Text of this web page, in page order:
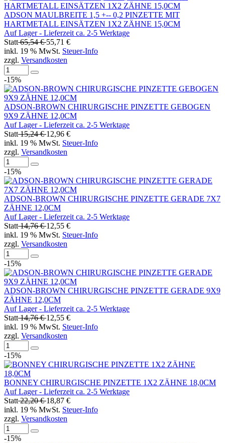
ADSON MAULBREITE 1,5 +-- 0,2 PINZETTE MIT
HARTMETALL EINSÄTZEN 1X2 ZÄHNE 15,0CM
Auf Lager - Lieferzeit ca. 2-5 Werktage
Statt65,54 €55,71 €
inkl. 19 % MwSt. Steuer-Info
zzgl. Versandkosten
-15%
ADSON-BROWN CHIRURGISCHE PINZETTE GEBOGEN
9X9 ZÄHNE 12,0CM
Auf Lager - Lieferzeit ca. 2-5 Werktage
Statt15,24 €12,96 €
inkl. 19 % MwSt. Steuer-Info
zzgl. Versandkosten
-15%
ADSON-BROWN CHIRURGISCHE PINZETTE GERADE 7X7
ZÄHNE 12,0CM
Auf Lager - Lieferzeit ca. 2-5 Werktage
Statt14,76 €12,55 €
inkl. 19 % MwSt. Steuer-Info
zzgl. Versandkosten
-15%
ADSON-BROWN CHIRURGISCHE PINZETTE GERADE 9X9
ZÄHNE 12,0CM
Auf Lager - Lieferzeit ca. 2-5 Werktage
Statt14,76 €12,55 €
inkl. 19 % MwSt. Steuer-Info
zzgl. Versandkosten
-15%
BONNEY CHIRURGISCHE PINZETTE 1X2 ZÄHNE 18,0CM
Auf Lager - Lieferzeit ca. 2-5 Werktage
Statt22,20 €18,87 €
inkl. 19 % MwSt. Steuer-Info
zzgl. Versandkosten
-15%